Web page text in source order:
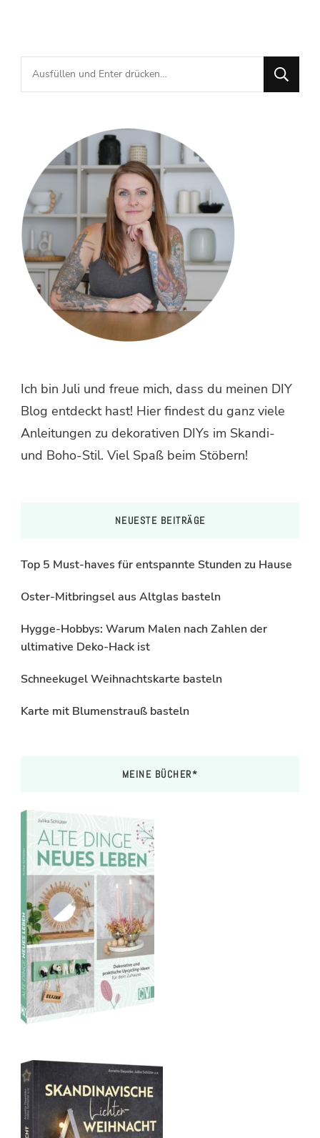
Suchst
du
Ich bin Juli und freue mich, dass du meinen DIY
Blog entdeckt hast! Hier findest du ganz viele
Anleitungen zu dekorativen DIYs im Skandi-
und Boho-Stil. Viel Spaß beim Stöbern!
NEUESTE BEITRÄGE
Top 5 Must-haves für entspannte Stunden zu Hause
Oster-Mitbringsel aus Altglas basteln
Hygge-Hobbys: Warum Malen nach Zahlen der
ultimative Deko-Hack ist
Schneekugel Weihnachtskarte basteln
Karte mit Blumenstrauß basteln
MEINE BÜCHER*